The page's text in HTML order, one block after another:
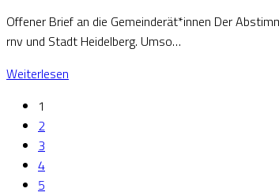
Offener Brief an die Gemeinderät*innen Der
rnv und Stadt Heidelberg. Umso…
Weiterlesen
1
2
3
4
5